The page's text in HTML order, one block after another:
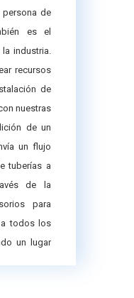
de
es el
industria.
recursos
de
nuestras
de un
un flujo
tuberías a
de la
para
a todos los
un lugar